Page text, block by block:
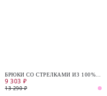
БРЮКИ СО СТРЕЛКАМИ ИЗ 100%
ХЛОПКА
9 303 ₽
13 290 ₽